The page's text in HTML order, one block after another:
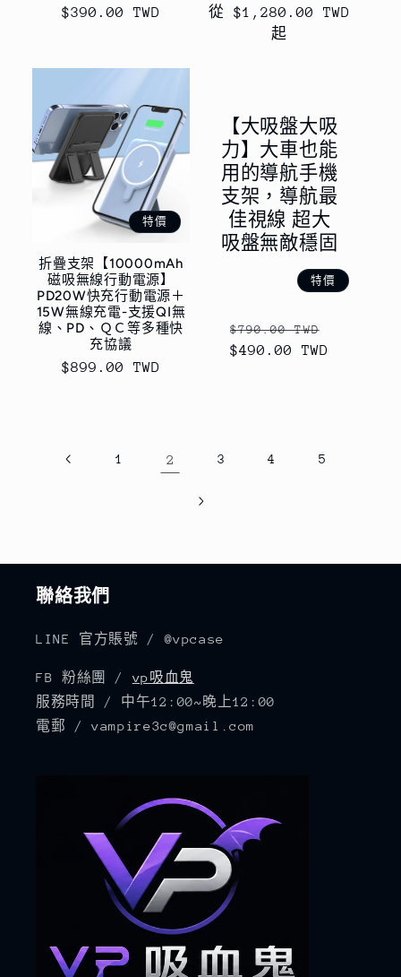
價
$390.00 TWD
價
價
從 $1,280.00 TWD
起
特價
折疊支架【10000mAh
磁吸無線行動電源】
PD20W快充行動電源＋
15W無線充電-支援QI無
線、PD、ＱＣ等多種快
充協議
售
$899.00 TWD
【大吸盤大吸
力】大車也能
用的導航手機
支架，導航最
佳視線 超大
吸盤無敵穩固
特價
定
價
$790.00 TWD
$490.00 TWD
1 2 3 4 5
聯絡我們
LINE 官方賬號 / @vpcase
FB 粉絲團 / vp吸血鬼
服務時間 / 中午12:00~晚上12:00
電郵 / vampire3c@gmail.com